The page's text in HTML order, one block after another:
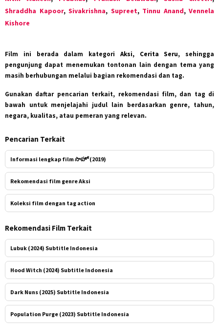
Shraddha Kapoor, Sivakrishna, Supreet, Tinnu Anand, Vennela
Kishore
Film ini berada dalam kategori Aksi, Cerita Seru, sehingga
pengunjung dapat menemukan tontonan lain dengan tema yang
masih berhubungan melalui bagian rekomendasi dan tag.
Gunakan daftar pencarian terkait, rekomendasi film, dan tag di
bawah untuk menjelajahi judul lain berdasarkan genre, tahun,
negara, kualitas, atau pemeran yang relevan.
Pencarian Terkait
Informasi lengkap film సాహో (2019)
Rekomendasi film genre Aksi
Koleksi film dengan tag action
Rekomendasi Film Terkait
Lubuk (2024) Subtitle Indonesia
Hood Witch (2024) Subtitle Indonesia
Dark Nuns (2025) Subtitle Indonesia
Population Purge (2023) Subtitle Indonesia